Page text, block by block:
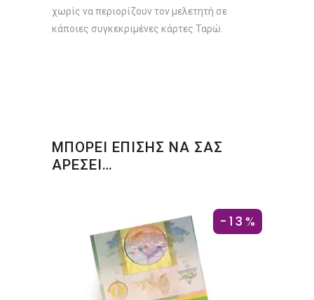
χωρίς να περιορίζουν τον μελετητή σε
κάποιες συγκεκριμένες κάρτες Ταρώ.
ΜΠΟΡΕΙ ΕΠΙΣΗΣ ΝΑ ΣΑΣ
ΑΡΕΣΕΙ…
-13%